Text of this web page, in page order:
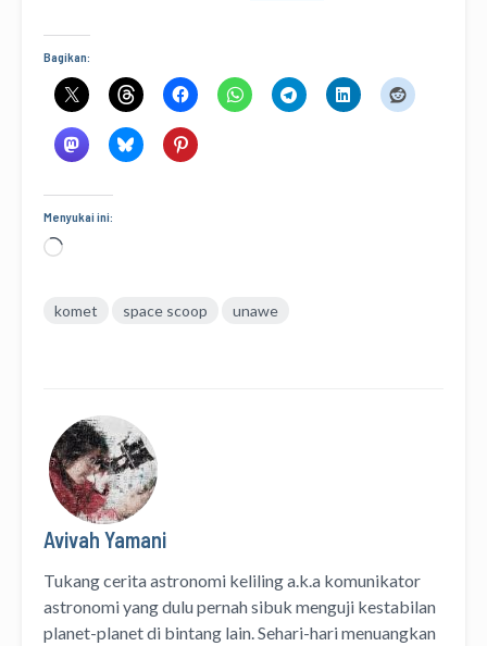
Bagikan:
Menyukai ini:
Memuat...
komet space scoop unawe
Avivah Yamani
Tukang cerita astronomi kelilinga.k.a komunikator
astronomiyang dulu pernah sibuk menguji kestabilan
planet-planet di bintang lain. Sehari-hari menuangkan